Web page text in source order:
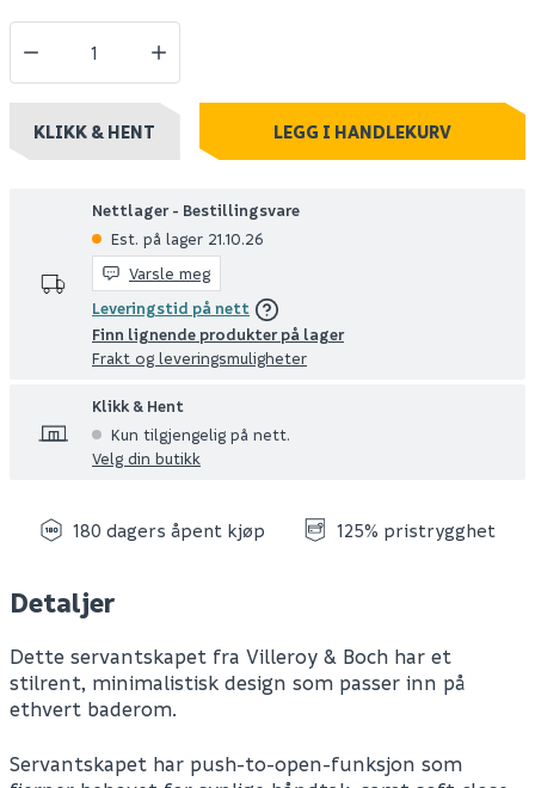
KLIKK & HENT LEGG I HANDLEKURV
Nettlager - Bestillingsvare
Est. på lager 21.10.26
Varsle meg
Leveringstid på nett
Finn lignende produkter på lager
Frakt og leveringsmuligheter
Klikk & Hent
Kun tilgjengelig på nett.
Velg din butikk
180 dagers åpent kjøp 125% pristrygghet
Detaljer
Dette servantskapet fra Villeroy & Boch har et
stilrent, minimalistisk design som passer inn på
ethvert baderom.
Servantskapet har push-to-open-funksjon som